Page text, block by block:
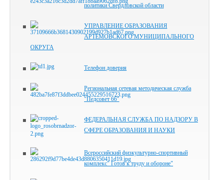
политики Свердловской области
УПРАВЛЕНИЕ ОБРАЗОВАНИЯ
АРТЕМОВСКОГО МУНИЦИПАЛЬНОГО
ОКРУГА
Телефон доверия
Региональная сетевая методическая служба
"Педсовет 66"
ФЕДЕРАЛЬНАЯ СЛУЖБА ПО НАДЗОРУ В
СФЕРЕ ОБРАЗОВАНИЯ И НАУКИ
Всероссийский физкультурно-спортивный
комплекс" Готов к труду и обороне"